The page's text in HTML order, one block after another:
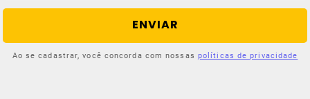
ENVIAR
Ao se cadastrar, você concorda com nossas políticas de privacidade